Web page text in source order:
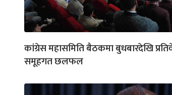
कांग्रेस महासमिति बैठकमा बुधबारदेखि
समूहगत छलफल